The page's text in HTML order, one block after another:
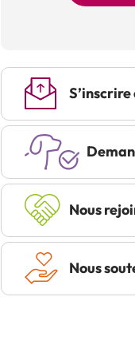
Nous
Nous